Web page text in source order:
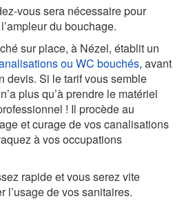
vous sera nécessaire pour
du bouchage.
sur place, à Nézel, établit un
ou WC bouchés, avant
devis. Si le tarif vous semble
plus qu’à prendre le matériel
! Il procède au
et curage de vos canalisations
à vos occupations
rapide et vous serez vite
l’usage de vos sanitaires.